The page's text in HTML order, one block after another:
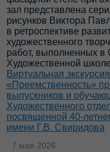
зал представлена
рисунков Виктора
в ретроспективе
художественного
работ, выполненных в
Художественной
Виртуальная
«Преемственность»
выпускников и
Художественного
посвященной 40-
имени Г.В. Свиридова
7 мая 2026